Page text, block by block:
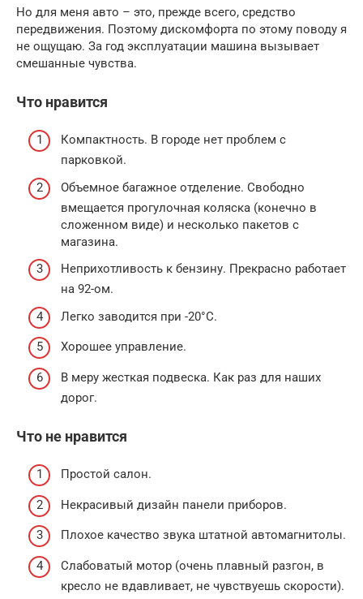
Но для меня авто – это, прежде всего, средство
передвижения. Поэтому дискомфорта по этому поводу я
не ощущаю. За год эксплуатации машина вызывает
смешанные чувства.
Что нравится
Компактность. В городе нет проблем с
парковкой.
Объемное багажное отделение. Свободно
вмещается прогулочная коляска (конечно в
сложенном виде) и несколько пакетов с
магазина.
Неприхотливость к бензину. Прекрасно работает
на 92-ом.
Легко заводится при -20°С.
Хорошее управление.
В меру жесткая подвеска. Как раз для наших
дорог.
Что не нравится
Простой салон.
Некрасивый дизайн панели приборов.
Плохое качество звука штатной автомагнитолы.
Слабоватый мотор (очень плавный разгон, в
кресло не вдавливает, не чувствуешь скорости).